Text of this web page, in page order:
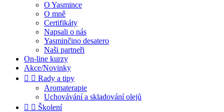
O Yasmince
O mně
Certifikáty
Napsali o nás
Yasminčino desatero
Naši partneři
On-line kurzy
Akce/Novinky
  Rady a tipy
Aromaterapie
Uchovávání a skladování olejů
  Školení